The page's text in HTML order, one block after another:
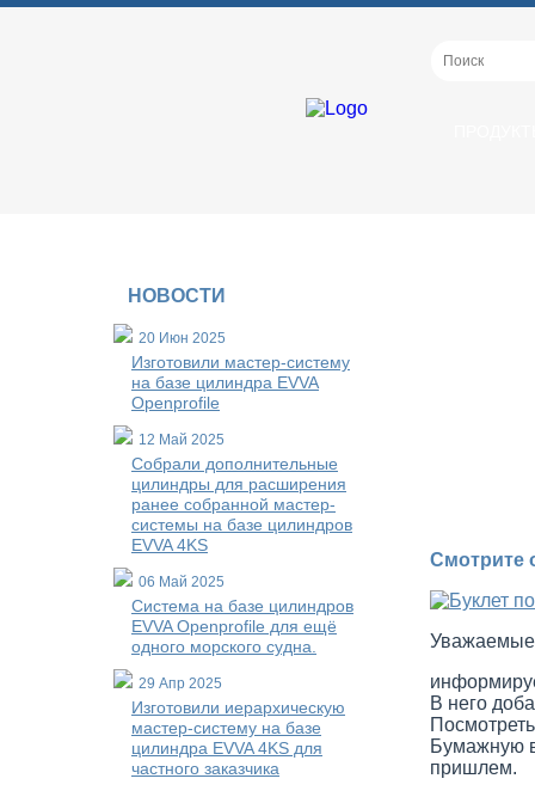
НОВОСТИ
20 Июн 2025
Изготовили мастер-систему
на базе цилиндра EVVA
Openprofile
12 Май 2025
Собрали дополнительные
цилиндры для расширения
ранее собранной мастер-
системы на базе цилиндров
EVVA 4KS
06 Май 2025
Система на базе цилиндров
EVVA Openprofile для ещё
одного морского судна.
29 Апр 2025
Изготовили иерархическую
мастер-систему на базе
цилиндра EVVA 4KS для
частного заказчика
Смотрите
В него
Бумажную
пришлем.